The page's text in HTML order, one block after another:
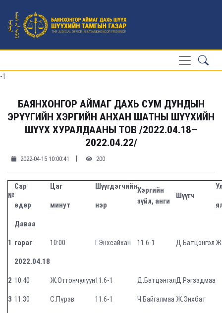
-1
БАЯНХОНГОР АЙМАГ ДАХЬ СУМ ДУНДЫН
ЭРҮҮГИЙН ХЭРГИЙН АНХАН ШАТНЫ ШҮҮХИЙН
ШҮҮХ ХУРАЛДААНЫ ТОВ /2022.04.18–
2022.04.22/
2022-04-15 10:00:41 | 200
№
Сар
өдөр
Цаг
минут
Шүүгдэгчийн
нэр
Хэргийн
зүйл, анги
Шүүгч
1
Даваа
гараг
2022.04.18
10:00 Г.Энхсайхан 11.6-1 Д.Батцэнгэл
2 10:40 Ж.Отгончулуун11.6-1 Д.БатцэнгэлД.Рэгзэдмаа
3 11:30 С.Пүрэв 11.6-1 Ч.Байгалмаа Ж.Энхбат